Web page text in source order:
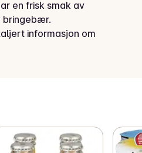
en frisk smak av
bringebær.
informasjon om